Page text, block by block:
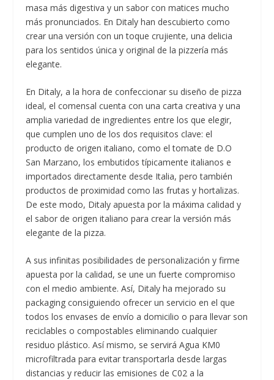
masa más digestiva y un sabor con matices mucho
más pronunciados. En Ditaly han descubierto como
crear una versión con un toque crujiente, una delicia
para los sentidos única y original de la pizzería más
elegante.
En Ditaly, a la hora de confeccionar su diseño de pizza
ideal, el comensal cuenta con una carta creativa y una
amplia variedad de ingredientes entre los que elegir,
que cumplen uno de los dos requisitos clave: el
producto de origen italiano, como el tomate de D.O
San Marzano, los embutidos típicamente italianos e
importados directamente desde Italia, pero también
productos de proximidad como las frutas y hortalizas.
De este modo, Ditaly apuesta por la máxima calidad y
el sabor de origen italiano para crear la versión más
elegante de la pizza.
A sus infinitas posibilidades de personalización y firme
apuesta por la calidad, se une un fuerte compromiso
con el medio ambiente. Así, Ditaly ha mejorado su
packaging consiguiendo ofrecer un servicio en el que
todos los envases de envío a domicilio o para llevar son
reciclables o compostables eliminando cualquier
residuo plástico. Así mismo, se servirá Agua KM0
microfiltrada para evitar transportarla desde largas
distancias y reducir las emisiones de C02 a la